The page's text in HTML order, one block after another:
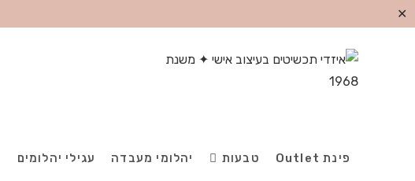
✕
פינת Outlet טבעות יהלומי מעבדה עגילי יהלומים